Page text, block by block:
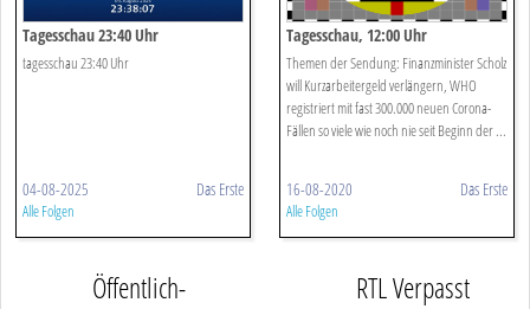
Tagesschau 23:40 Uhr
tagesschau 23:40 Uhr
04-08-2025 Das Erste
Alle Folgen
Tagesschau, 12:00 Uhr
Themen der Sendung: Finanzminister Scholz
will Kurzarbeitergeld verlängern, WHO
registriert mit fast 300.000 neuen Corona-
Fällen so viele wie noch nie seit Beginn der ...
16-08-2020 Das Erste
Alle Folgen
Öffentlich-
RTL Verpasst